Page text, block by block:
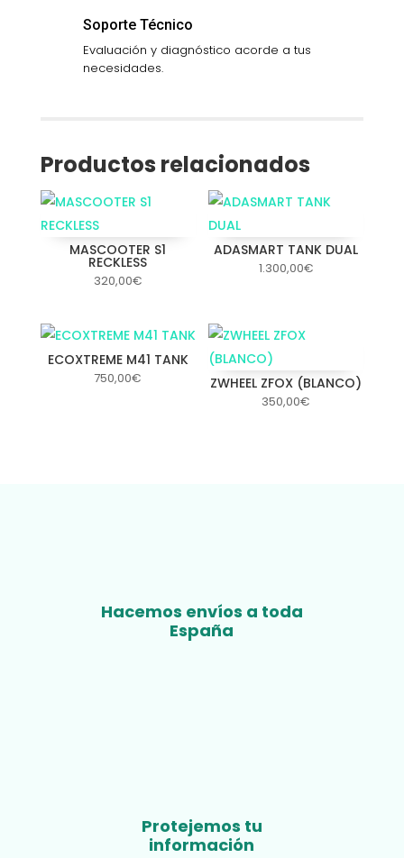
Soporte Técnico
Evaluación y diagnóstico acorde a tus
necesidades.
Productos relacionados
MASCOOTER S1
RECKLESS
320,00€
ADASMART TANK DUAL
1.300,00€
ECOXTREME M41 TANK
750,00€ ZWHEEL ZFOX (BLANCO)
350,00€
Hacemos envíos a toda
España
Protejemos tu
información